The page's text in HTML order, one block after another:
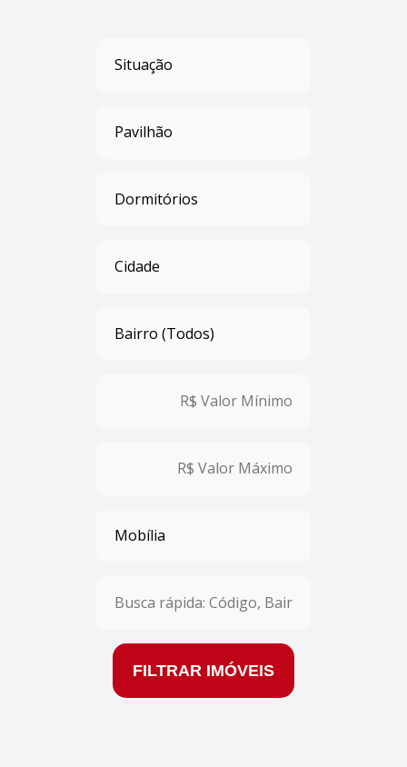
FILTRAR IMÓVEIS